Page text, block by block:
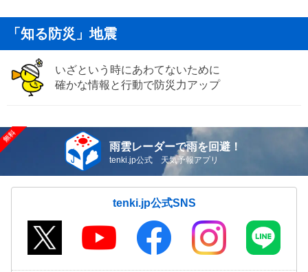
「知る防災」地震
いざという時にあわてないために
確かな情報と行動で防災力アップ
雨雲レーダーで雨を回避！
tenki.jp公式 天気予報アプリ
tenki.jp公式SNS